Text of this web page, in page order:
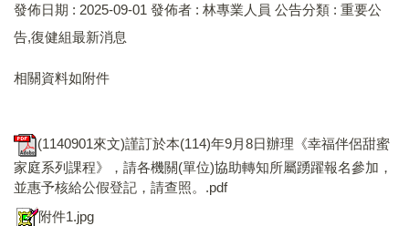
發佈日期 : 2025-09-01 發佈者 : 林專業人員 公告分類 : 重要公
告,復健組最新消息
相關資料如附件
(1140901來文)謹訂於本(114)年9月8日辦理《幸福伴侶甜蜜
家庭系列課程》，請各機關(單位)協助轉知所屬踴躍報名參加，
並惠予核給公假登記，請查照。.pdf
附件1.jpg